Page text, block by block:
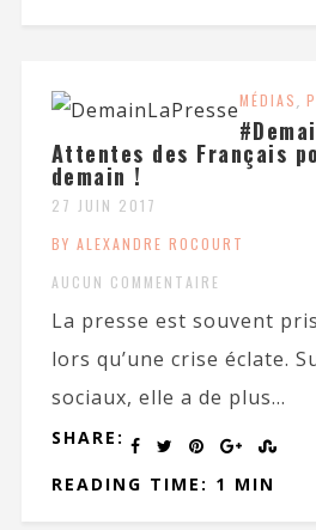
MÉDIAS,
Attentes des Français
demain !
27 JUIN 2017
BY ALEXANDRE ROCOURT
AUCUN COMMENTAIRE
La presse est souvent
lors qu’une crise éclate.
sociaux, elle a de plus...
SHARE:
READING TIME: 1 MIN